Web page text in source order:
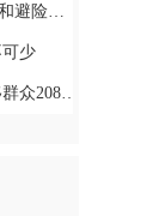
要点
少
牢安全堤